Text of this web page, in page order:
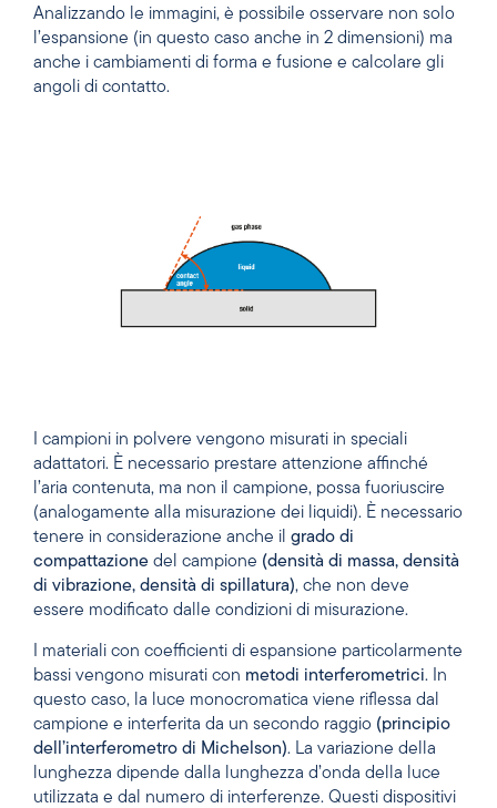
Analizzando le immagini, è possibile osservare non solo
l’espansione (in questo caso anche in 2 dimensioni) ma
anche i cambiamenti di forma e fusione e calcolare gli
angoli di contatto.
I campioni in polvere vengono misurati in speciali
adattatori. È necessario prestare attenzione affinché
l’aria contenuta, ma non il campione, possa fuoriuscire
(analogamente alla misurazione dei liquidi). È necessario
tenere in considerazione anche il grado di
compattazione del campione (densità di massa, densità
di vibrazione, densità di spillatura), che non deve
essere modificato dalle condizioni di misurazione.
I materiali con coefficienti di espansione particolarmente
bassi vengono misurati con metodi interferometrici. In
questo caso, la luce monocromatica viene riflessa dal
campione e interferita da un secondo raggio (principio
dell’interferometro di Michelson). La variazione della
lunghezza dipende dalla lunghezza d’onda della luce
utilizzata e dal numero di interferenze. Questi dispositivi